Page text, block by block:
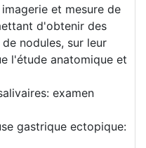
et mesure de
d'obtenir des
nodules, sur leur
l'étude anatomique et
examen
gastrique ectopique: